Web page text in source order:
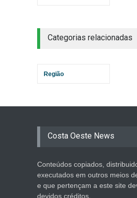
Categorias relacionadas
Região
Costa Oeste News
Conteúdos copiados,
executados em outros meios
e que pertençam a este site
devidos créditos.